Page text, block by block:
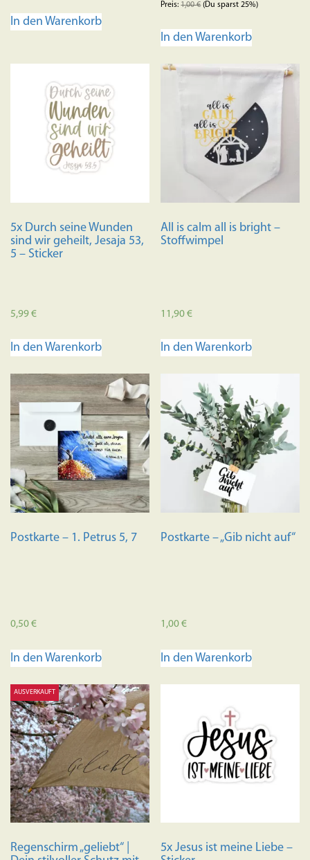
In den Warenkorb
Preis:1,00€(Du sparst 25%)
In den Warenkorb
5x Durch seine Wunden
sind wir geheilt, Jesaja 53,
5 – Sticker
5,99€
In den Warenkorb
All is calm all is bright –
Stoffwimpel
11,90€
In den Warenkorb
Postkarte – 1. Petrus 5, 7
0,50€
In den Warenkorb
Postkarte – „Gib nicht auf“
1,00€
In den Warenkorb
AUSVERKAUFT
Regenschirm „geliebt“ |
5x Jesus ist meine Liebe –